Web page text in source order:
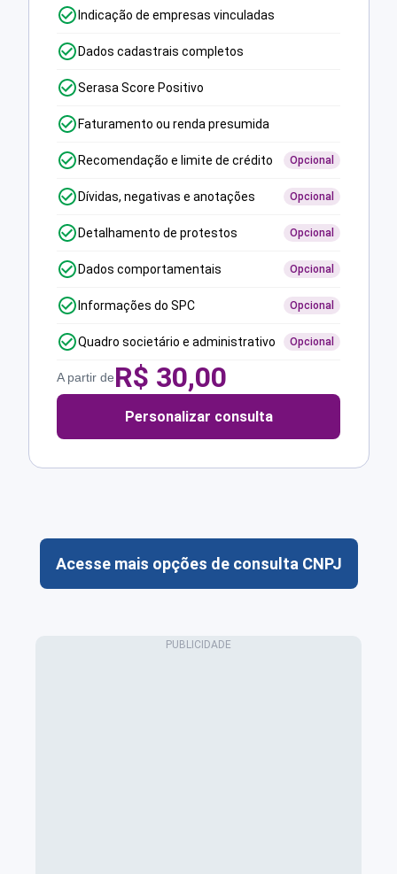
Indicação de empresas vinculadas
Dados cadastrais completos
Serasa Score Positivo
Faturamento ou renda presumida
Recomendação e limite de crédito Opcional
Dívidas, negativas e anotações Opcional
Detalhamento de protestos Opcional
Dados comportamentais Opcional
Informações do SPC Opcional
Quadro societário e administrativo Opcional
A partir deR$ 30,00
Personalizar consulta
Acesse mais opções de consulta CNPJ